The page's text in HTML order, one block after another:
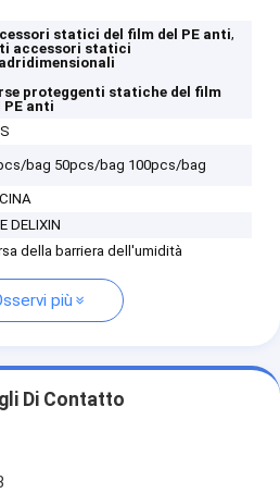
statici del film del PE anti,
accessori statici
proteggenti statiche del film
PE anti
bag 50pcs/bag 100pcs/bag
DELIXIN
della barriera dell'umidità
più
Di Contatto